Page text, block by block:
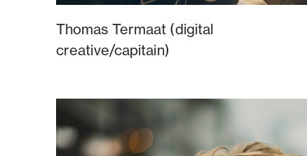
Thomas Termaat (digital
creative/capitain)